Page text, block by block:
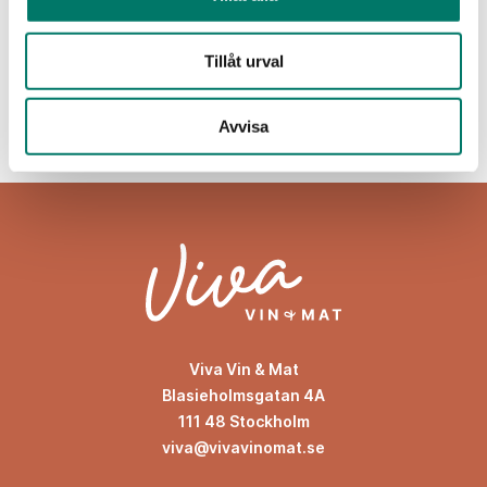
Tillåt urval
Avvisa
elegant rosévin med både solig frukt och fransk
finess.
Viva Vin & Mat
Blasieholmsgatan 4A
111 48 Stockholm
viva@vivavinomat.se